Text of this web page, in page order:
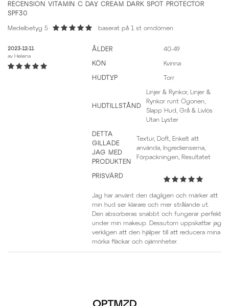
RECENSION VITAMIN C DAY CREAM DARK SPOT PROTECTOR
SPF30
Medelbetyg 5 baserat på 1 st omdömen
2023-12-11
av Helena
ÅLDER 40-49
KÖN Kvinna
HUDTYP Torr
HUDTILLSTÅND
Linjer & Rynkor, Linjer &
Rynkor runt Ögonen,
Slapp Hud, Grå & Livlös
Utan Lyster
DETTA
GILLADE
JAG MED
PRODUKTEN
Textur, Doft, Enkelt att
använda, Ingredienserna,
Förpackningen, Resultatet
PRISVÄRD
Jag har använt den dagligen och märker att
min hud ser klarare och mer strålande ut.
Den absorberas snabbt och fungerar perfekt
under min makeup. Dessutom uppskattar jag
verkligen att den hjälper till att reducera mina
mörka fläckar och ojämnheter.